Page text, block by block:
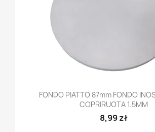
FONDO PIATTO 87mm FONDO
COPRIRUOTA 1.5MM
8,99 zł